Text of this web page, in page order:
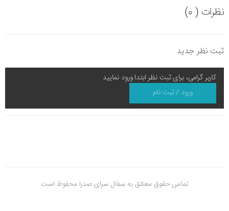
نظرات ( 0)
ثبت نظر جدید
کاربر گرامی، برای ثبت نظر ابتدا ورود نمایید
ورود / ثبت نام
تمامی حقوق معتلق به سفال سرای صدرا محفوظ است